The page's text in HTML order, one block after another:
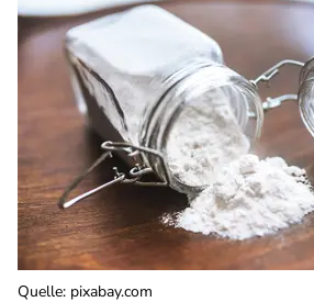
Quelle: pixabay.com